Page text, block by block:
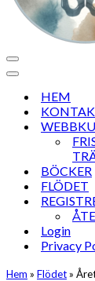
Navigeringsmeny
Navigeringsmeny
HEM
BÖCKER
FLÖDET
Login
Privacy
Hem » Flödet»